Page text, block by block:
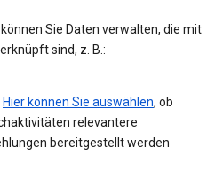
Sie Daten verwalten, die mit
sind, z. B.:
Hier können Sie auswählen, ob
relevantere
bereitgestellt werden